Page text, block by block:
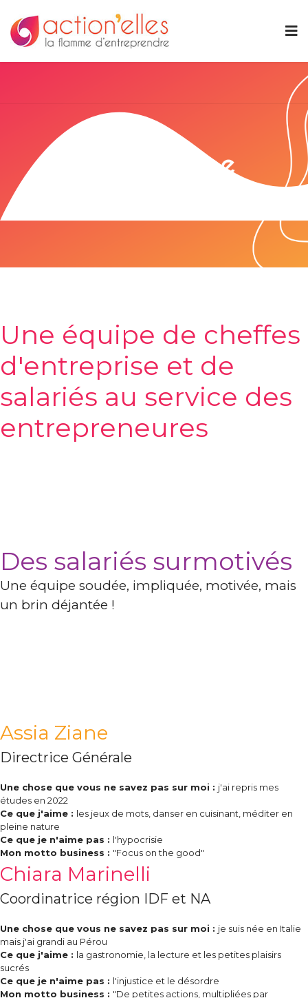
Une équipe de cheffes
d'entreprise et de
salariés au service des
entrepreneures
Des salariés surmotivés
Une équipe soudée, impliquée, motivée, mais
un brin déjantée !
Assia Ziane
Directrice Générale
Une chose que vous ne savez pas sur moi : j'ai repris mes
études en 2022
Ce que j'aime : les jeux de mots, danser en cuisinant, méditer en
pleine nature
Ce que je n'aime pas : l'hypocrisie
Mon motto business : "Focus on the good"
Chiara Marinelli
Coordinatrice région IDF et NA
Une chose que vous ne savez pas sur moi : je suis née en Italie
mais j'ai grandi au Pérou
Ce que j'aime : la gastronomie, la lecture et les petites plaisirs
sucrés
Ce que je n'aime pas : l'injustice et le désordre
Mon motto business : "De petites actions, multipliées par